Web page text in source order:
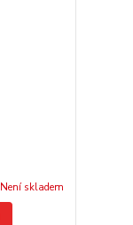
Není skladem